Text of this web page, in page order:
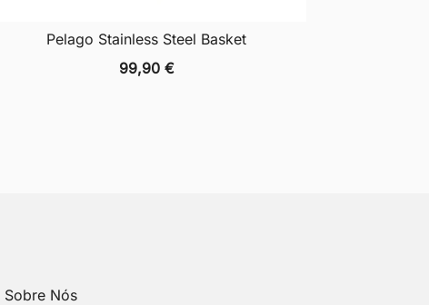
Pelago Stainless Steel Basket
99,90 €
Sobre Nós